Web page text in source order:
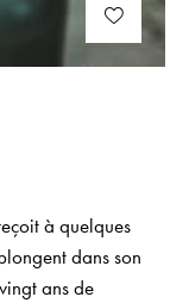
à quelques
dans son
ans de